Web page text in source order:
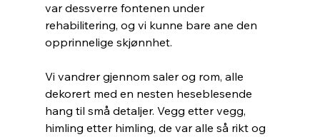
var dessverre fontenen under
rehabilitering, og vi kunne bare ane den
opprinnelige skjønnhet.
Vi vandrer gjennom saler og rom, alle
dekorert med en nesten heseblesende
hang til små detaljer. Vegg etter vegg,
himling etter himling, de var alle så rikt og